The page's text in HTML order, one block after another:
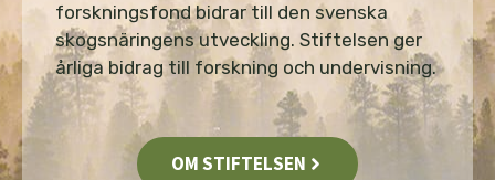
forskningsfond bidrar till den svenska
skogsnäringens utveckling. Stiftelsen ger
årliga bidrag till forskning och undervisning.
OM STIFTELSEN